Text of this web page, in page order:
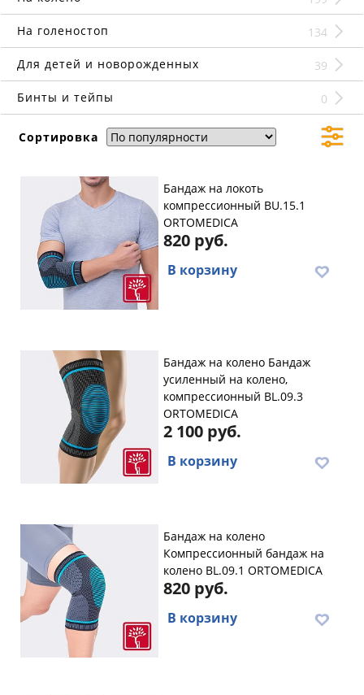
На голеностоп 134
Для детей и новорожденных 39
Бинты и тейпы 0
Сортировка
Бандаж на локоть
компрессионный BU.15.1
ORTOMEDICA
820 руб.
В корзину
Бандаж на колено Бандаж
усиленный на колено,
компрессионный BL.09.3
ORTOMEDICA
2 100 руб.
В корзину
Бандаж на колено
Компрессионный бандаж на
колено BL.09.1 ORTOMEDICA
820 руб.
В корзину